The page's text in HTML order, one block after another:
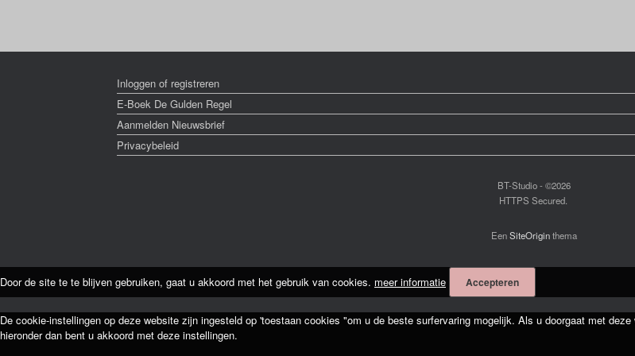
Inloggen of registreren
E-Boek De Gulden Regel
Aanmelden Nieuwsbrief
Privacybeleid
BT-Studio - ©2026
HTTPS Secured.
EenSiteOriginthema
Door de site te te blijven gebruiken, gaat u akkoord met het gebruik van cookies. meer informatie Accepteren
De cookie-instellingen op deze website zijn ingesteld op 'toestaan cookies "om u de beste surfervaring mogelijk. Als u doorgaat met
hieronder dan bent u akkoord met deze instellingen.